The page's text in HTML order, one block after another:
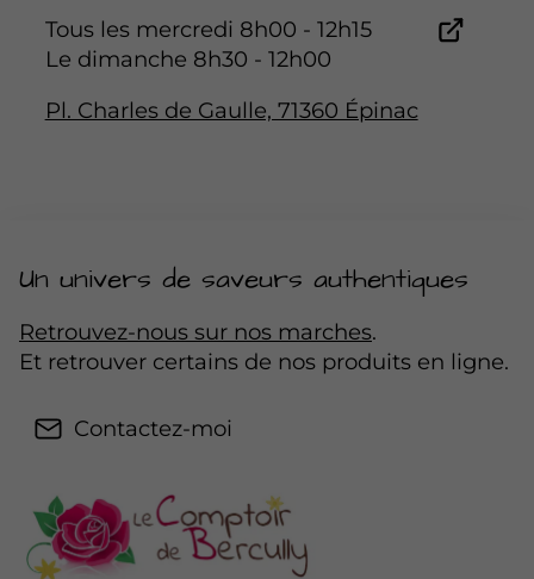
Tous les mercredi 8h00 - 12h15
Le dimanche 8h30 - 12h00
Pl. Charles de Gaulle, 71360 Épinac
Un univers de saveurs authentiques
Retrouvez-nous sur nos marches.
Et retrouver certains de nos produits en ligne.
Contactez-moi